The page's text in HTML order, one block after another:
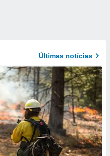
Últimas notícias